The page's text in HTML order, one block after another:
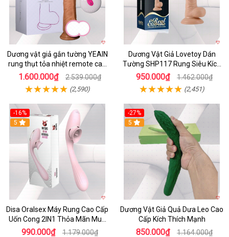
Dương vật giả gắn tường YEAIN
rung thụt tỏa nhiệt remote cao
cấp
1.600.000₫ 2.539.000₫
(2,590)
Dương Vật Giả Lovetoy Dán
Tường SHP117 Rung Siêu Kích
Thích
950.000₫ 1.462.000₫
(2,451)
-16%
5
Disa Oralsex Máy Rung Cao Cấp
Uốn Cong 2IN1 Thỏa Mãn Mua
Ngay
990.000₫ 1.179.000₫
-27%
5
Dương Vật Giả Quả Dưa Leo Cao
Cấp Kích Thích Mạnh
850.000₫ 1.164.000₫